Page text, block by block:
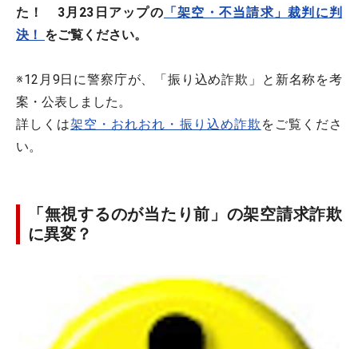
た！ 3月23日アップの 「架空・不当請求」裁判に判
決！ をご覧ください。
※12月9日に警察庁が、「振り込め詐欺」と新名称を考
案・公表しました。
詳しくは架空・おれおれ・振り込め詐欺 をご覧くださ
い。
「無視するのが当たり前」の架空請求詐欺
に異変？